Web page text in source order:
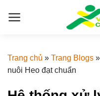
Trang chủ » Trang Blogs »
nuôi Heo đạt chuẩn